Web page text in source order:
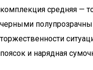
комплекция средняя —
черными
торжественности
поясок и нарядная